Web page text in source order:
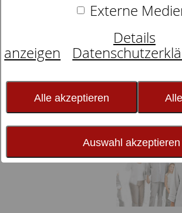
Externe
Details
anzeigen
Alle akzeptieren
Auswahl akzeptieren
Schlafexperten-
Schlafwissen für
erholsame
Erholsame Nachtruhe
Gewichtsklassen